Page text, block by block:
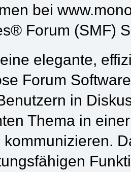
bei
Forum (SMF)
elegante,
Forum
in
Thema in
kommunizieren.